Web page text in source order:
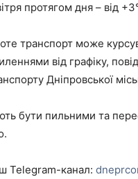
протягом дня – від
транспорт може
від графіку,
Дніпровської
бути пильними та
Telegram-канал: